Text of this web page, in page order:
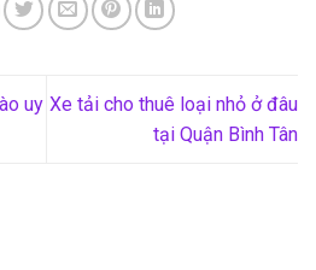
uy Xe tải cho thuê loại nhỏ ở đâu
tại Quận Bình Tân